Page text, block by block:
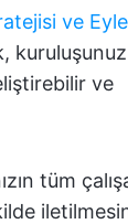
ve
ve
tüm